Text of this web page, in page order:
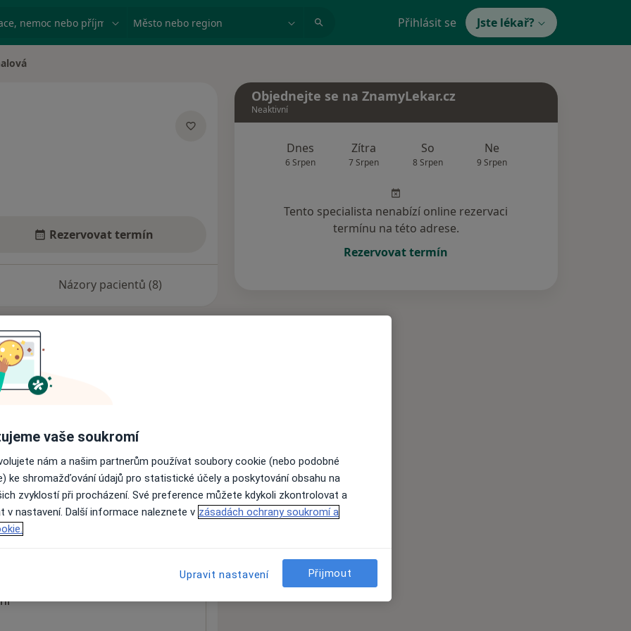
nemoc nebo příjmení Město nebo region Přihlásit se Jste lékař?
Rezervovat termín
Názory pacientů (8)
nejsou k dispozici
informace o svých službách.
Objednejte se na ZnamyLekar.cz
Neaktivní
Dnes
6 Srpen
Zítra
7 Srpen
So
8 Srpen
Ne
9 Srpen
Tento specialista nenabízí online rezervaci
termínu na této adrese.
Rezervovat termín
vaše soukromí
nám a našim partnerům používat soubory cookie (nebo podobné
ke shromažďování údajů pro statistické účely a poskytování obsahu na
zvyklostí při procházení. Své preference můžete kdykoli zkontrolovat a
v nastavení. Další informace naleznete v zásadách ochrany soukromí a
Upravit nastavení Přijmout